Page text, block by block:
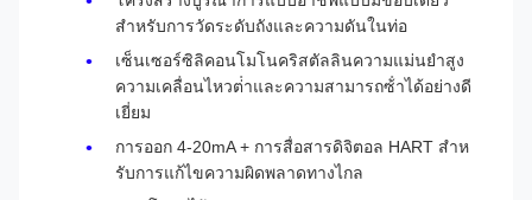
สําหรับการวัดระดับถังและความดันในท่อ
เซ็นเซอร์ซิลิคอนโมโนคริสตัลลินความแม่นยําสูง
ความเคลื่อนไหวต่ําและความสามารถซ้ําได้อย่างดี
เยี่ยม
การออก 4-20mA + การสื่อสารดิจิตอล HART สําห
รับการแก้ไขความผิดพลาดทางไกล